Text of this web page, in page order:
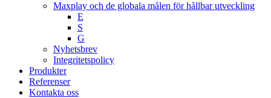
Maxplay och de globala målen för hållbar utveckling
E
S
G
Nyhetsbrev
Integritetspolicy
Produkter
Referenser
Kontakta oss